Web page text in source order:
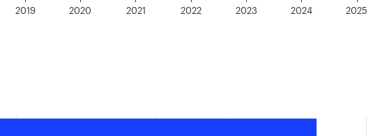
2019 2020 2021 2022 2023 2024 2025